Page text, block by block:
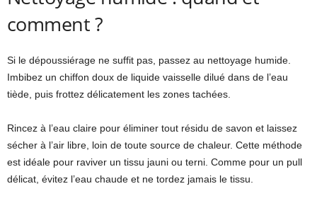
comment ?
Si le dépoussiérage ne suffit pas, passez au nettoyage humide.
Imbibez un chiffon doux de liquide vaisselle dilué dans de l’eau
tiède, puis frottez délicatement les zones tachées.
Rincez à l’eau claire pour éliminer tout résidu de savon et laissez
sécher à l’air libre, loin de toute source de chaleur. Cette méthode
est idéale pour raviver un tissu jauni ou terni. Comme pour un pull
délicat, évitez l’eau chaude et ne tordez jamais le tissu.